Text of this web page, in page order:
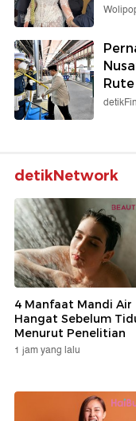
detikNetwork
4 Manfaat Mandi Air
Hangat Sebelum
Menurut Penelitian
1 jam yang lalu